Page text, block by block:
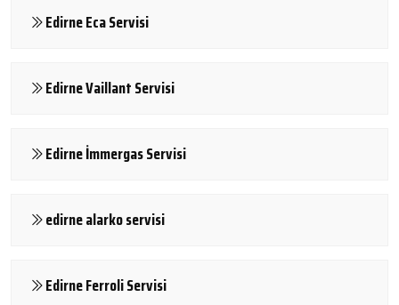
Edirne Eca Servisi
Edirne Vaillant Servisi
Edirne İmmergas Servisi
edirne alarko servisi
Edirne Ferroli Servisi